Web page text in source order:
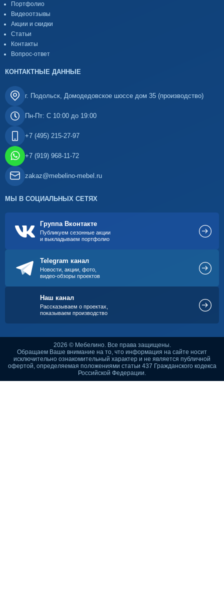
Портфолио
Видеоотзывы
Акции и скидки
Статьи
Контакты
Вопрос-ответ
КОНТАКТНЫЕ ДАННЫЕ
г. Подольск, Домодедовское шоссе дом 35 (производство)
Пн-Пт: С 10:00 до 19:00
+7 (495) 215-27-97
+7 (919) 968-11-72
zakaz@mebelino-mebel.ru
МЫ В СОЦИАЛЬНЫХ СЕТЯХ
Группа Вконтакте
Публикуем сезонные акции
и выкладываем портфолио
Telegram канал
Новости, акции, фото,
видео-обзоры проектов
Наш канал
Рассказываем о проектах,
показываем производство
2026 © Мебелино. Все права защищены.
Обращаем Ваше внимание на то, что информация на сайте носит
исключительно ознакомительный характер и не является публичной
офертой, определяемая положениями статьи 437 Гражданского кодекса
Российской Федерации.